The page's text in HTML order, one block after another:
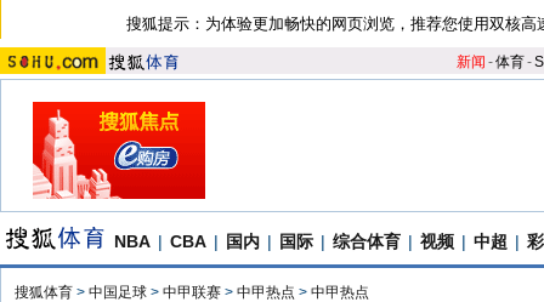
搜狐提示：为体验更加畅快的网页浏览，推荐您使用双核高
新闻 -体育-S
NBA | CBA | 国内 | 国际 | 综合体育 | 视频 | 中超 |
搜狐体育 > 中国足球 > 中甲联赛 > 中甲热点 > 中甲热点